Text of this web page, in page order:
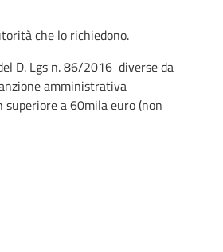
che lo richiedono.
D. Lgs n. 86/2016 diverse da
amministrativa
superiore a 60mila euro (non